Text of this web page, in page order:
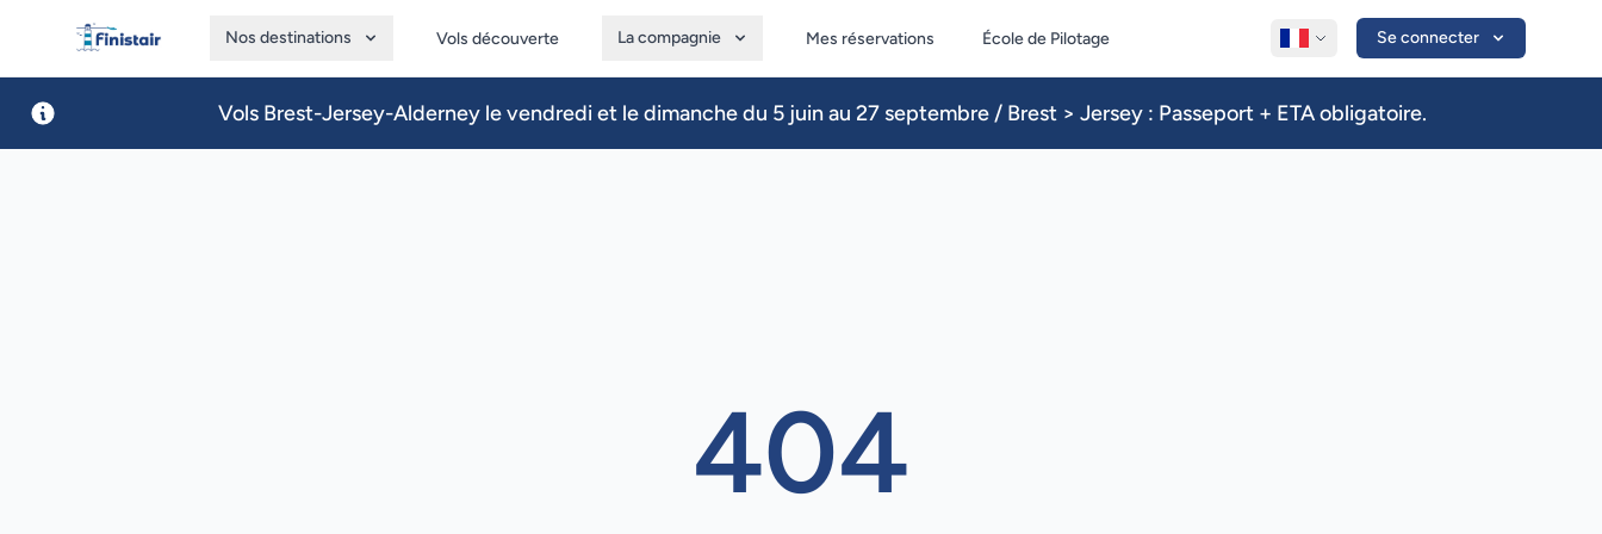
Finistair
Nos destinations Vols découverte La compagnie Mes réservations École de Pilotage Se connecter
Vols Brest-Jersey-Alderney le vendredi et le dimanche du 5 juin au 27 septembre / Brest > Jersey : Passeport + ETA obligatoire.
404